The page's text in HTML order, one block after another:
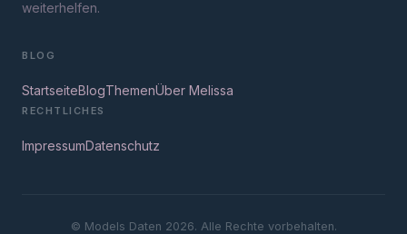
weiterhelfen.
BLOG
StartseiteBlogThemenÜber Melissa
RECHTLICHES
ImpressumDatenschutz
© Models Daten 2026. Alle Rechte vorbehalten.